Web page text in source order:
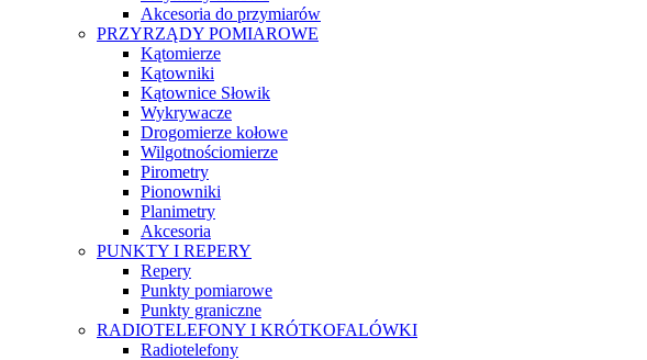
Akcesoria do przymiarów
PRZYRZĄDY POMIAROWE
Kątomierze
Kątowniki
Kątownice Słowik
Wykrywacze
Drogomierze kołowe
Wilgotnościomierze
Pirometry
Pionowniki
Planimetry
Akcesoria
PUNKTY I REPERY
Repery
Punkty pomiarowe
Punkty graniczne
RADIOTELEFONY I KRÓTKOFALÓWKI
Radiotelefony